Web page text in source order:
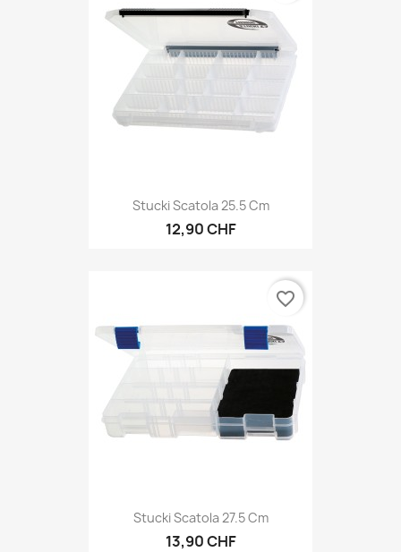
Stucki Scatola 25.5 Cm
12,90 CHF
Stucki Scatola 27.5 Cm
13,90 CHF
favorite_border